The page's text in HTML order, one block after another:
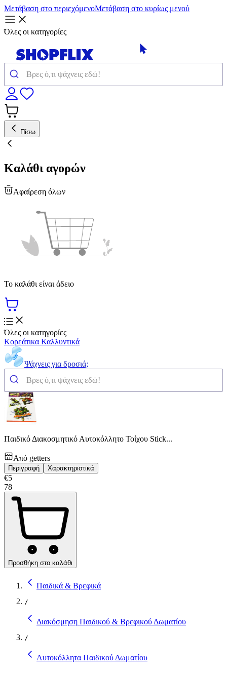
Μετάβαση στο περιεχόμενοΜετάβαση στο κυρίως μενού
Όλες οι κατηγορίες
Πίσω
Καλάθι αγορών
Αφαίρεση όλων
Το καλάθι είναι άδειο
Όλες οι κατηγορίες
Κορεάτικα Καλλυντικά
Ψάχνεις για δροσιά;
Παιδικό Διακοσμητικό Αυτοκόλλητο Τοίχου Stick...
Από getters
Περιγραφή Χαρακτηριστικά
€5
78
Προσθήκη στο καλάθι
Παιδικά & Βρεφικά
/
Διακόσμηση Παιδικού & Βρεφικού Δωματίου
/
Αυτοκόλλητα Παιδικού Δωματίου